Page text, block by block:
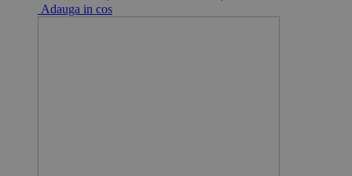
Adauga in cos